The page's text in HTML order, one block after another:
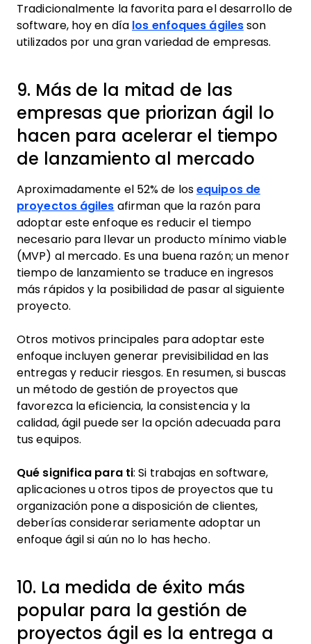
Tradicionalmente la favorita para el desarrollo de
software, hoy en día los enfoques ágiles son
utilizados por una gran variedad de empresas.
9. Más de la mitad de las
empresas que priorizan ágil lo
hacen para acelerar el tiempo
de lanzamiento al mercado
Aproximadamente el 52% de losequipos de
proyectos ágiles afirman que la razón para
adoptar este enfoque es reducir el tiempo
necesario para llevar un producto mínimo viable
(MVP) al mercado. Es una buena razón; un menor
tiempo de lanzamiento se traduce en ingresos
más rápidos y la posibilidad de pasar al siguiente
proyecto.
Otros motivos principales para adoptar este
enfoque incluyen generar previsibilidad en las
entregas y reducir riesgos. En resumen, si buscas
un método de gestión de proyectos que
favorezca la eficiencia, la consistencia y la
calidad, ágil puede ser la opción adecuada para
tus equipos.
Qué significa para ti: Si trabajas en software,
aplicaciones u otros tipos de proyectos que tu
organización pone a disposición de clientes,
deberías considerar seriamente adoptar un
enfoque ágil si aún no lo has hecho.
10. La medida de éxito más
popular para la gestión de
proyectos ágil es la entrega a